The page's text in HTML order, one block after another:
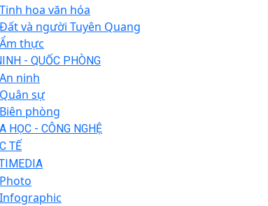
Tinh hoa văn hóa
Đất và người Tuyên Quang
Ẩm thực
- QUỐC PHÒNG
An ninh
Quân sự
Biên phòng
HỌC - CÔNG NGHỆ
TẾ
Photo
Infographic